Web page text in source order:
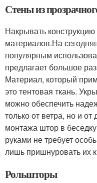
Стены из
Накрывать
материалов.На
популярным
предлагает большое
Материал, который
это тентовая ткань.
можно обеспечить
только от ветра, но и
монтажа штор в
руками не требует
лишь пришнуровать их
Рольшторы